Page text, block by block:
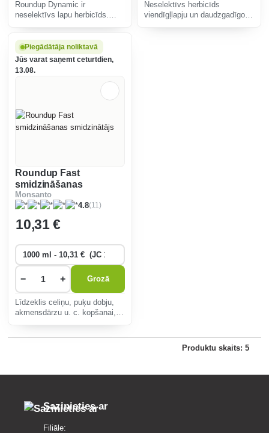
Roundup Dynamic ir
neselektīvs lapu herbicīds.
un neiedarbojas uz sēklām.
Neselektīvs herbicīds
viendīgļlapju un daudzgadīgo
Piegādātāja noliktavā
Jūs varat saņemt ceturtdien,
13.08.
Roundup Fast
smidzināšanas
smidzinātājs
Monsanto
4.8(11)
10,31 €
− + Grozā
Līdzeklis celiņu, puķu dobju,
akmensdārzu u. c. kopšanai,
Produktu skaits: 5
Sazinieties ar
Filiāle: